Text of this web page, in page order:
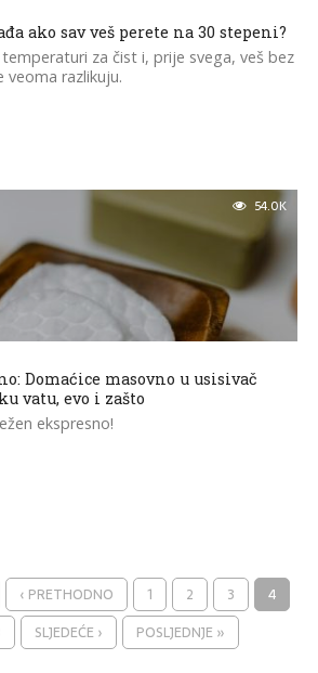
ako sav veš perete na 30 stepeni?
za čist i, prije svega, veš bez
veoma razlikuju.
54.0K
Domaćice masovno u usisivač
vatu, evo i zašto
ekspresno!
‹ PRETHODNO 1 2 3
4
SLJEDEĆE › POSLJEDNJE »